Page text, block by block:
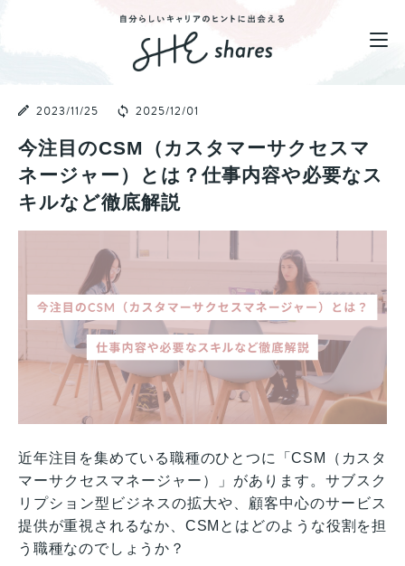
2023/11/25 2025/12/01
今注目のCSM（カスタマーサクセスマ
ネージャー）とは？仕事内容や必要なス
キルなど徹底解説
近年注目を集めている職種のひとつに「CSM（カスタ
マーサクセスマネージャー）」があります。サブスク
リプション型ビジネスの拡大や、顧客中心のサービス
提供が重視されるなか、CSMとはどのような役割を担
う職種なのでしょうか？